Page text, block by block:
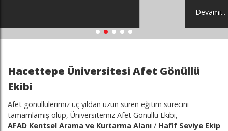
Hacettepe Üniversitesi Afet Gönüllü
Ekibi
Afet gönüllülerimiz üç yıldan uzun süren eğitim sürecini
tamamlamış olup, Üniversitemiz Afet Gönüllü Ekibi,
AFAD Kentsel Arama ve Kurtarma Alanı / Hafif Seviye Ekip